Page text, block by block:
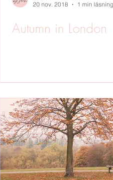
20 nov. 2018
1 min läsning
Autumn in London